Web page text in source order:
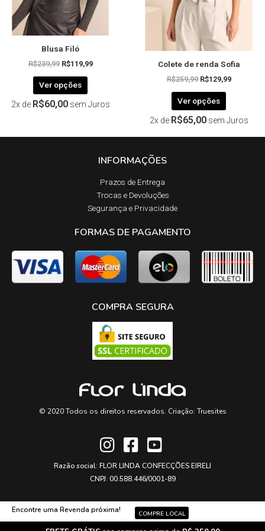
Blusa Filó
R$239,99 R$119,99
Ver opções
escolhidas
na
página
produto
2x de R$60,00 sem Juros
Colete de renda Sofia
R$259,99 R$129,99
Ver opções
escolhidas
na
página
do
produto
2x de R$65,00 sem Juros
INFORMAÇÕES
Prazos de Entrega​
Trocas e Devoluções​
Segurança e Privacidade
FORMAS DE PAGAMENTO
COMPRA SEGURA
© 2020 Todos os direitos reservados. Criação: Truesites
Razão social: FLOR LINDA CONFECÇÕES EIRELI
CNPJ: 00.588.446/0001-89
Encontre uma Revenda próxima! COMPRE LOCAL